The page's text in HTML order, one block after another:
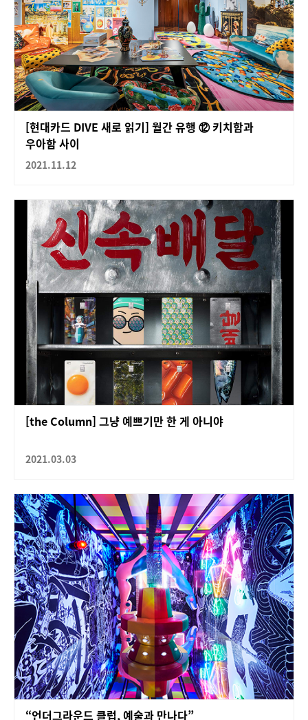
[현대카드 DIVE 새로 읽기] 월간 유행 ⑫ 키치함과
우아함 사이
2021.11.12
[the Column] 그냥 예쁘기만 한 게 아니야
2021.03.03
“언더그라운드 클럽, 예술과 만나다”